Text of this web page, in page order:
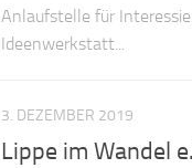
Anlaufstelle für
Ideenwerkstatt...
3. DEZEMBER 2019
Lippe im Wandel